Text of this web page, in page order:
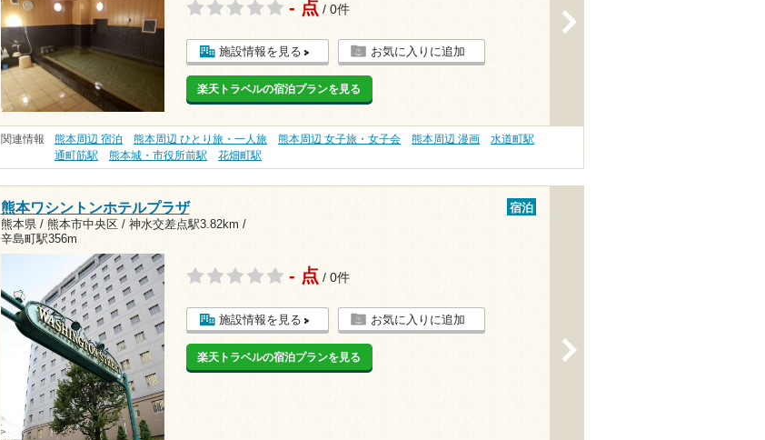
- 点 / 0件
施設情報を見る お気に入りに追加
楽天トラベルの宿泊プランを見る
関連情報 熊本周辺 宿泊 熊本周辺 ひとり旅・一人旅 熊本周辺 女子旅・女子会 熊本周辺 漫画
水道町駅
通町筋駅
熊本城・市役所前駅 花畑町駅
熊本ワシントンホテルプラザ
熊本県 / 熊本市中央区 / 神水交差点駅3.82km /
辛島町駅356m
宿泊
- 点 / 0件
施設情報を見る お気に入りに追加
楽天トラベルの宿泊プランを見る